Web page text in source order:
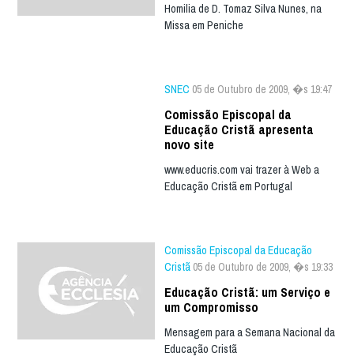
Homilia de D. Tomaz Silva Nunes, na
Missa em Peniche
SNEC 05 de Outubro de 2009, �s 19:47
Comissão Episcopal da
Educação Cristã apresenta
novo site
www.educris.com vai trazer à Web a
Educação Cristã em Portugal
Comissão Episcopal da Educação
Cristã 05 de Outubro de 2009, �s 19:33
Educação Cristã: um Serviço e
um Compromisso
Mensagem para a Semana Nacional da
Educação Cristã